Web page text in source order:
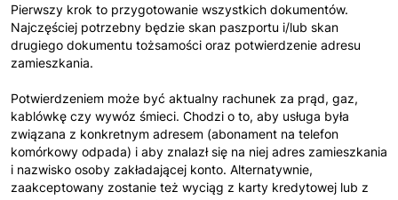
Pierwszy krok to przygotowanie wszystkich dokumentów.
Najczęściej potrzebny będzie skan paszportu i/lub skan
drugiego dokumentu tożsamości oraz potwierdzenie adresu
zamieszkania.
Potwierdzeniem może być aktualny rachunek za prąd, gaz,
kablówkę czy wywóz śmieci. Chodzi o to, aby usługa była
związana z konkretnym adresem (abonament na telefon
komórkowy odpada) i aby znalazł się na niej adres zamieszkania
i nazwisko osoby zakładającej konto. Alternatywnie,
zaakceptowany zostanie też wyciąg z karty kredytowej lub z